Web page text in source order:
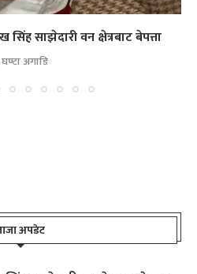
साझेदारी वन क्षेत्रबाट बेपत्ता
अगाडि
अपडेट